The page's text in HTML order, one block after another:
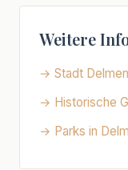
Weitere
→ Stadt
→ Historische
→ Parks in